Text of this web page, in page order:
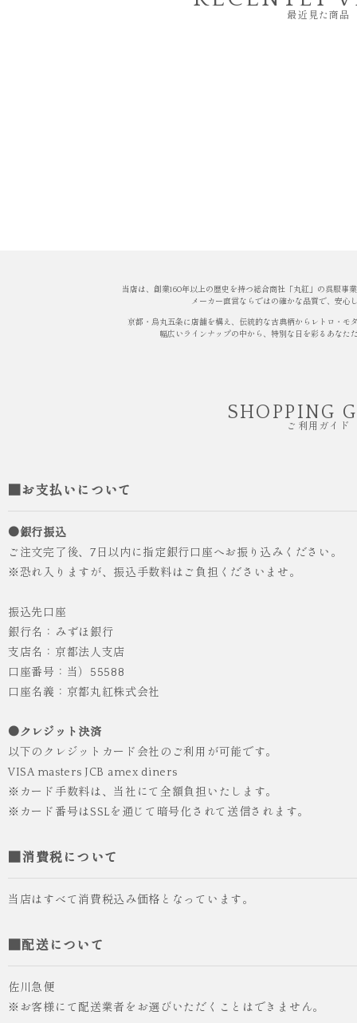
最近見た商品
当店は、創業160年以上の歴史を持つ総合商社「丸紅」の呉服事
メーカー直営ならではの確かな品質で、安心
京都・烏丸五条に店舗を構え、伝統的な古典柄からレトロ・モ
幅広いラインナップの中から、特別な日を彩るあなた
SHOPPING
ご利用ガイド
■お支払いについて
●銀行振込
ご注文完了後、7日以内に指定銀行口座へお振り込みください。
※恐れ入りますが、振込手数料はご負担くださいませ。
振込先口座
銀行名：みずほ銀行
支店名：京都法人支店
口座番号：当）55588
口座名義：京都丸紅株式会社
●クレジット決済
以下のクレジットカード会社のご利用が可能です。
VISA masters JCB amex diners
※カード手数料は、当社にて全額負担いたします。
※カード番号はSSLを通じて暗号化されて送信されます。
■消費税について
当店はすべて消費税込み価格となっています。
■配送について
佐川急便
※お客様にて配送業者をお選びいただくことはできません。